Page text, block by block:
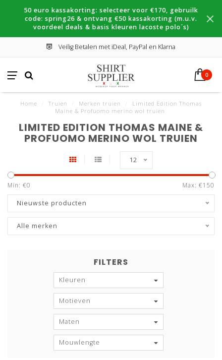
50 euro kassakorting: selecteer voor €170, gebruilk
code: spring26 & ontvang €50 kassakorting (m.u.v.
voordeel deals & basis kleuren lacoste polo´s)
Veilig Betalen met iDeal, PayPal en Klarna
0
Home Truien Merken truien
Limited Edition Thomas
Maine & Profuomo merino wol truien
LIMITED EDITION THOMAS MAINE &
PROFUOMO MERINO WOL TRUIEN
12
Min: €0 Max: €150
Nieuwste producten
Alle merken
FILTERS
Kleuren
Motieven
Maten
Mouwlengte